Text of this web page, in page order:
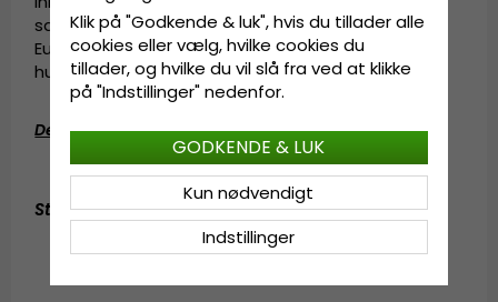
samme lokaler som når folk fra forskellige dele af
Europa kom sammen i Göteborg for et par
hundrede år siden.
Detaljeinformation:
100% bomuld
Størrelsesinformation:55 cm - 60 cm (ONE SIZE)
Klik på "Godkende & luk", hvis du tillader alle
cookies eller vælg, hvilke cookies du
tillader, og hvilke du vil slå fra ved at klikke
på "Indstillinger" nedenfor.
Indstillinger
Kun nødvendigt
GODKENDE & LUK